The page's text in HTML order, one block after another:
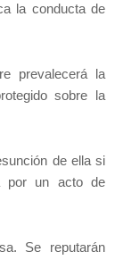
la conducta de
prevalecerá la
sobre la
de ella si
por un acto de
Se reputarán